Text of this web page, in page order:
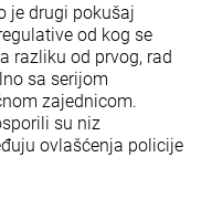
je drugi pokušaj
od kog se
razliku od prvog, rad
sa serijom
zajednicom.
su niz
ovlašćenja policije